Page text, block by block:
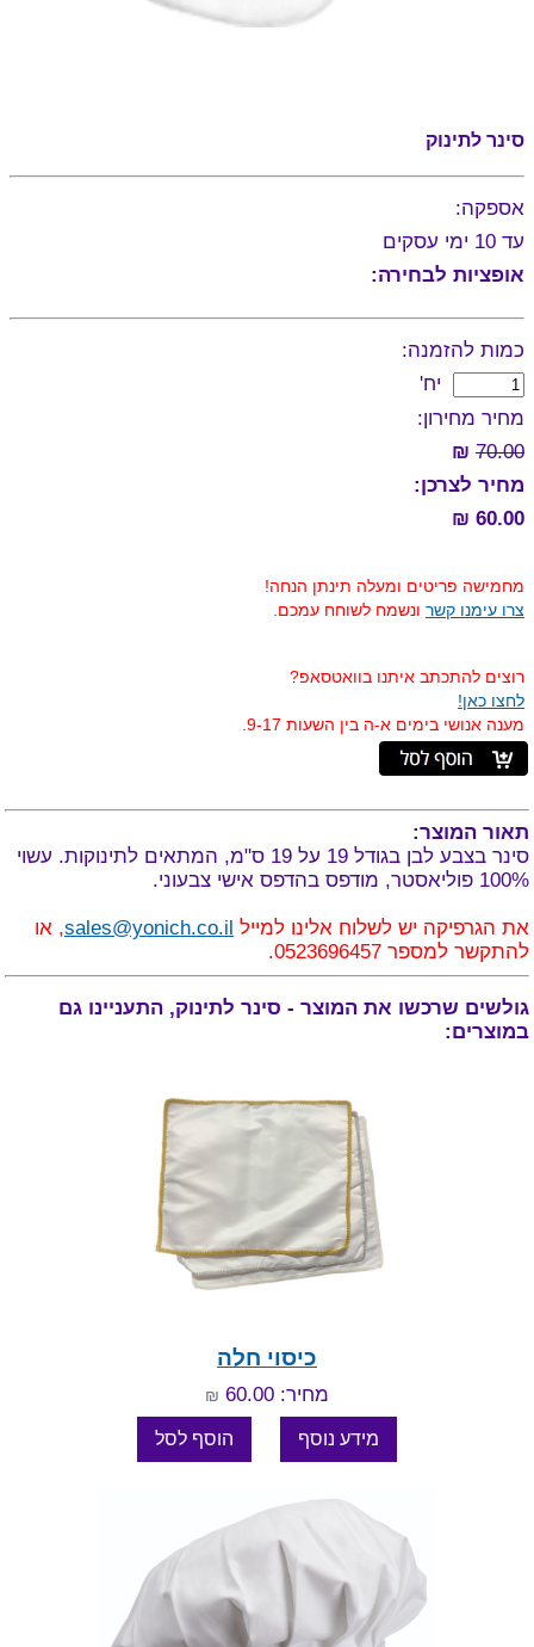
סינר לתינוק
אספקה:
עד 10 ימי עסקים
אופציות לבחירה:
כמות להזמנה:
יח'
מחיר מחירון:
70.00
₪
מחיר לצרכן:
60.00 ₪
מחמישה פריטים ומעלה תינתן הנחה!
צרו עימנו קשר ונשמח לשוחח עמכם.
רוצים להתכתב איתנו בוואטסאפ?
לחצו כאן!
מענה אנושי בימים א-ה בין השעות 9-17.
תאור המוצר:
סינר בצבע לבן בגודל 19 על 19 ס"מ, המתאים לתינוקות. עשוי
100% פוליאסטר, מודפס בהדפס אישי צבעוני.
את הגרפיקה יש לשלוח אלינו למייל sales@yonich.co.il, או
להתקשר למספר 0523696457.
גולשים שרכשו את המוצר - סינר לתינוק, התעניינו גם
במוצרים:
כיסוי חלה
מחיר: 60.00 ₪